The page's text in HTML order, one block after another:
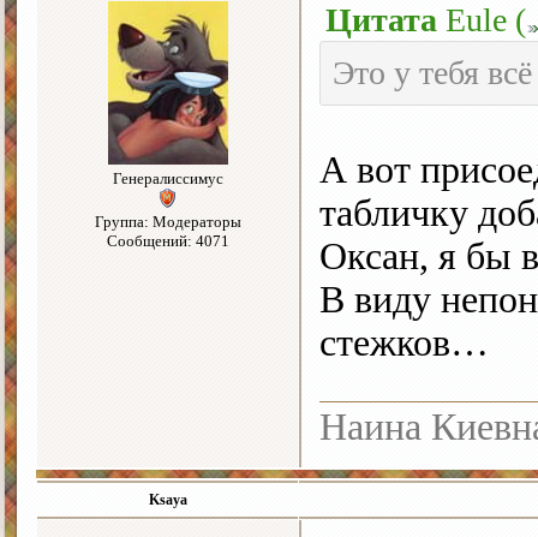
Генералиссимус
Группа: Модераторы
Сообщений: 4071
Цитата Eule (
Это у тебя
А вот
табличку
Оксан, я бы
В виду
стежков…
Наина
Ksaya